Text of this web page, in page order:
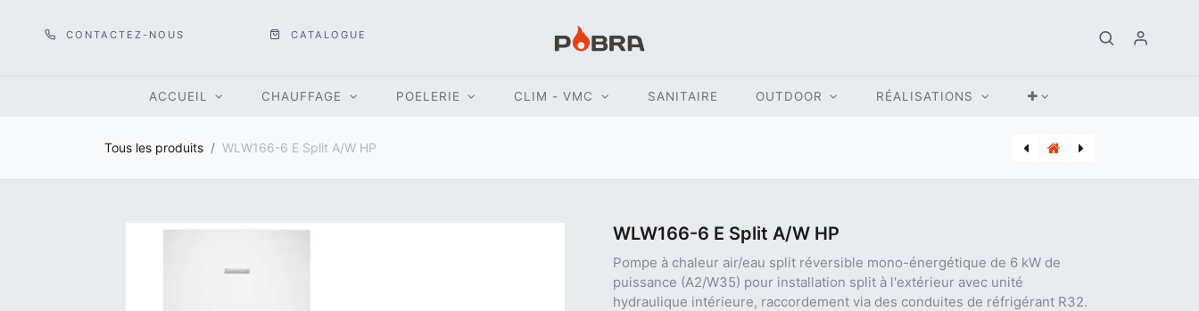
CONTACTEZ-NOUS CATALOGUE
ACCUEIL CHAUFFAGE POELERIE CLIM - VMC SANITAIRE OUTDOOR RÉALISATIONS
Tous les produits WLW166-6 E Split A/W HP
WLW166-6 E Split A/W HP
Pompe à chaleur air/eau split réversible mono-énergétique de 6 kW de
puissance (A2/W35) pour installation split à l'extérieur avec unité
hydraulique intérieure, raccordement via des conduites de réfrigérant R32.